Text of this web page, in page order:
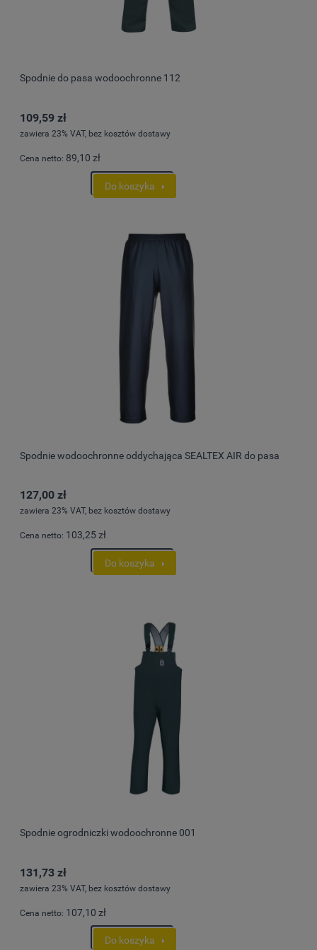
Spodnie do pasa wodoochronne 112
109,59 zł
zawiera 23% VAT, bez kosztów dostawy
Cena netto: 89,10 zł
Do koszyka
Spodnie wodoochronne oddychająca SEALTEX AIR do pasa
127,00 zł
zawiera 23% VAT, bez kosztów dostawy
Cena netto: 103,25 zł
Do koszyka
Spodnie ogrodniczki wodoochronne 001
131,73 zł
zawiera 23% VAT, bez kosztów dostawy
Cena netto: 107,10 zł
Do koszyka